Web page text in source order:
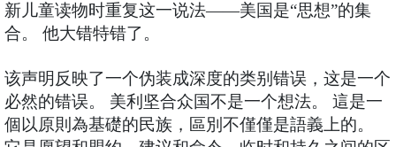
新儿童读物时重复这一说法——美国是“思想”的集
合。 他大错特错了。
该声明反映了一个伪装成深度的类别错误，这是一个
必然的错误。 美利坚合众国不是一个想法。 這是一
個以原則為基礎的民族，區別不僅僅是語義上的。